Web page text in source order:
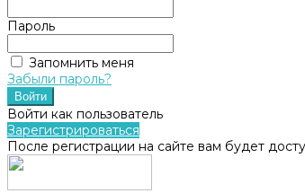
Пароль
Запомнить меня
Забыли пароль?
Войти как пользователь
Зарегистрироваться
После регистрации на сайте вам будет